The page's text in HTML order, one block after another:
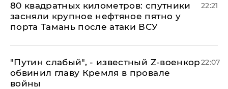
80 квадратных километров: спутники
засняли крупное нефтяное пятно у
порта Тамань после атаки ВСУ
22:21
​"Путин слабый", - известный Z-военкор
обвинил главу Кремля в провале
войны
22:07